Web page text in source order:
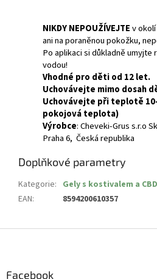
NIKDY NEPOUŽÍVEJTEv
ani na poraněnou pokožku,
Po aplikaci si důkladně umyjte
vodou!
Vhodné pro děti od 12 let.
Uchovávejte mimo dosah
Uchovávejte při teplotě
pokojová teplota)
Výrobce:Cheveki-Grus s.r.o
Praha 6, Česká republika
Doplňkové parametry
Kategorie: Gely s kostivalem a CBD
EAN: 8594200610357
Facebook